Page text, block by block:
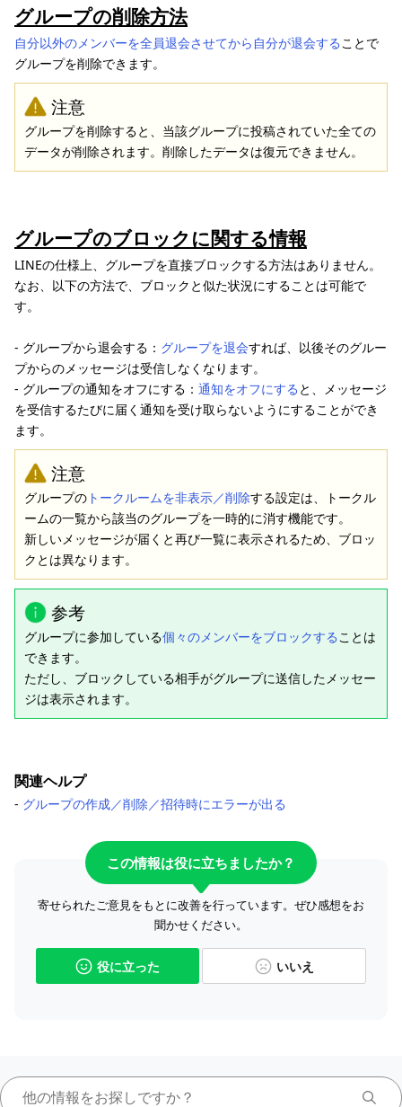
グループの削除方法
自分以外のメンバーを全員退会させてから自分が退会することで
グループを削除できます。
注意
グループを削除すると、当該グループに投稿されていた全ての
データが削除されます。削除したデータは復元できません。
グループのブロックに関する情報
LINEの仕様上、グループを直接ブロックする方法はありません。
なお、以下の方法で、ブロックと似た状況にすることは可能で
す。
- グループから退会する： グループを退会すれば、以後そのグルー
プからのメッセージは受信しなくなります。
- グループの通知をオフにする： 通知をオフにする と、メッセージ
を受信するたびに届く通知を受け取らないようにすることができ
ます。
注意
グループの トークルームを非表示／削除する設定は、トークル
ームの一覧から該当のグループを一時的に消す機能です。
新しいメッセージが届くと再び一覧に表示されるため、ブロッ
クとは異なります。
参考
グループに参加している個々のメンバーをブロックすることは
できます。
ただし、ブロックしている相手がグループに送信したメッセー
ジは表示されます。
関連ヘルプ
- グループの作成／削除／招待時にエラーが出る
この情報は役に立ちましたか？
寄せられたご意見をもとに改善を行っています。ぜひ感想をお
聞かせください。
役に立った いいえ